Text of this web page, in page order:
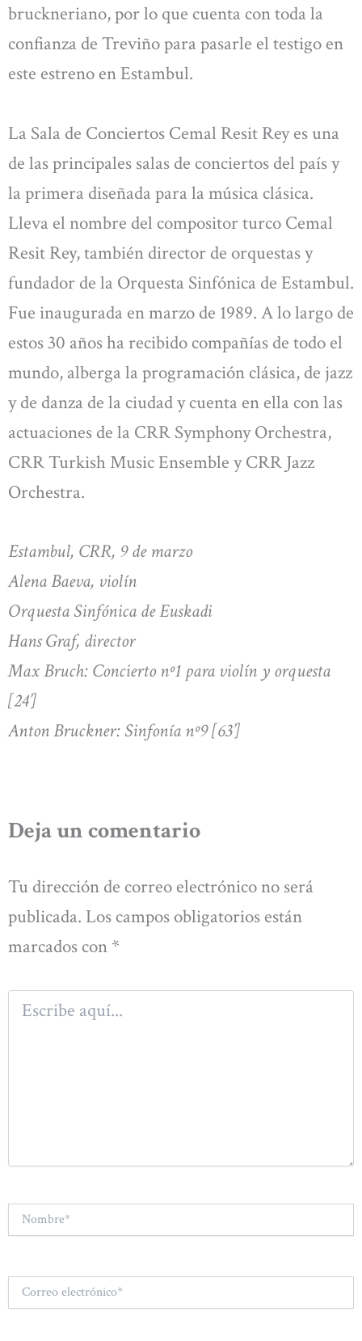
bruckneriano, por lo que cuenta con toda la
confianza de Treviño para pasarle el testigo en
este estreno en Estambul.
La Sala de Conciertos Cemal Resit Rey es una
de las principales salas de conciertos del país y
la primera diseñada para la música clásica.
Lleva el nombre del compositor turco Cemal
Resit Rey, también director de orquestas y
fundador de la Orquesta Sinfónica de Estambul.
Fue inaugurada en marzo de 1989. A lo largo de
estos 30 años ha recibido compañías de todo el
mundo, alberga la programación clásica, de jazz
y de danza de la ciudad y cuenta en ella con las
actuaciones de la CRR Symphony Orchestra,
CRR Turkish Music Ensemble y CRR Jazz
Orchestra.
Estambul, CRR, 9 de marzo
Alena Baeva, violín
Orquesta Sinfónica de Euskadi
Hans Graf, director
Max Bruch: Concierto nº1 para violín y orquesta
[24’]
Anton Bruckner: Sinfonía nº9 [63’]
Deja un comentario
Tu dirección de correo electrónico no será
publicada. Los campos obligatorios están
marcados con *
Escribe
aquí...
Nombre*
Correo
electrónico*